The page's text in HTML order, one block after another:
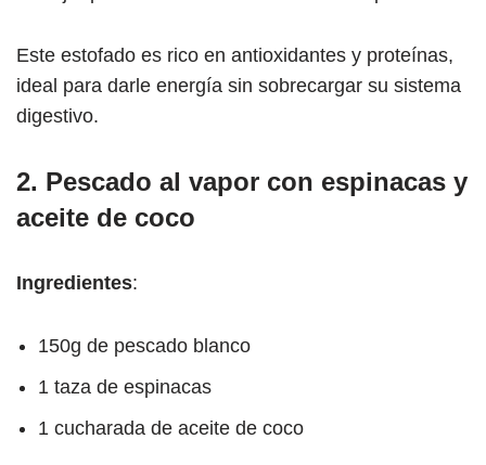
Este estofado es rico en antioxidantes y proteínas,
ideal para darle energía sin sobrecargar su sistema
digestivo.
2. Pescado al vapor con espinacas y
aceite de coco
Ingredientes:
150g de pescado blanco
1 taza de espinacas
1 cucharada de aceite de coco